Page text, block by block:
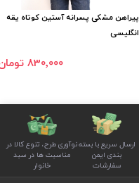
پیراهن مشکی پسرانه آستین کوتاه یقه
انگلیسی
830٬000 تومان
ارسال سریع با بسته
بندی ایمن
سفارشات
نوآوری طرح، تنوع کالا در
مناسبت ها در سبد
خانوار